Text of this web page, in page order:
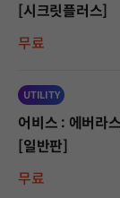
[시크릿플러스]
무료
UTILITY
어비스 : 에버라
[일반판]
무료